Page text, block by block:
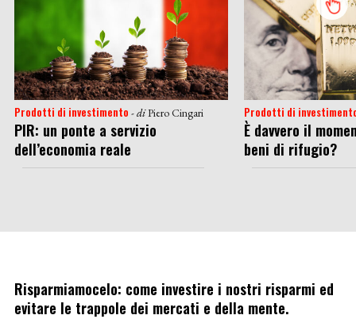
Prodotti di investimento - diPiero Cingari
PIR: un ponte a servizio
dell’economia reale
Prodotti di
È davvero il
beni di rifugio?
Risparmiamocelo: come investire i nostri risparmi ed
evitare le trappole dei mercati e della mente.